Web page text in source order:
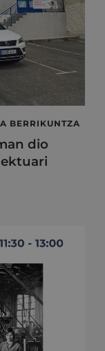
BERRIKUNTZA
dio